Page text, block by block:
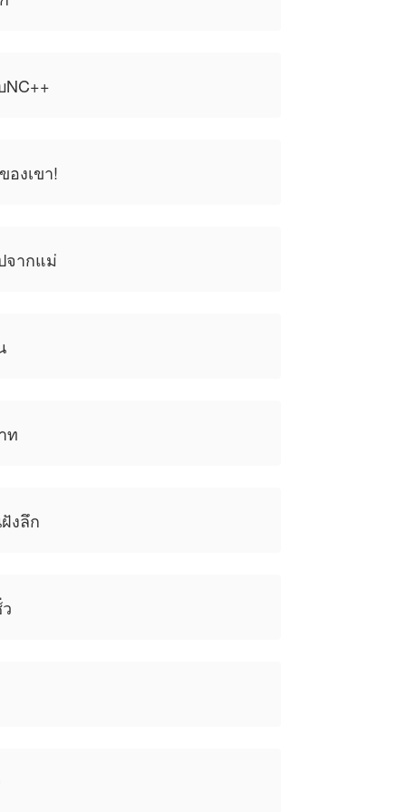
NC++
องเขา!
จากแม่
ท
งลึก